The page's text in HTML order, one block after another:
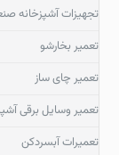
تجهیزات آشپزخانه
تعمیر بخارشو
تعمیر چای ساز
تعمیر وسایل برقی
تعمیرات آبسردکن